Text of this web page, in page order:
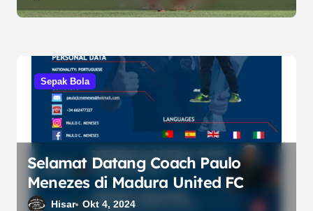
Sepak Bola
Selamat Datang Coach Paulo
Menezes di Madura United FC
Hisar Okt 4, 2024